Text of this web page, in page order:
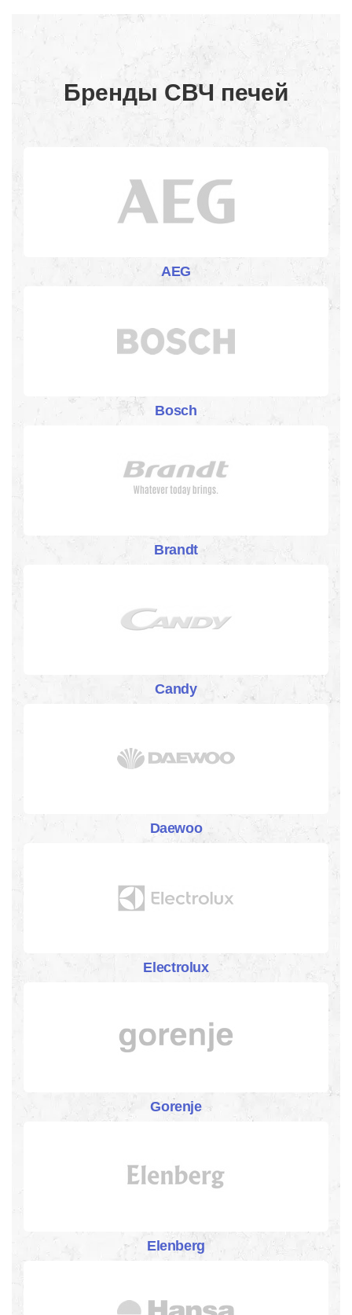
Бренды СВЧ печей
AEG
Bosch
Brandt
Candy
Daewoo
Electrolux
Gorenje
Elenberg